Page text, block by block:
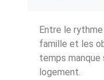
Entre le
famille et les
temps
logement.